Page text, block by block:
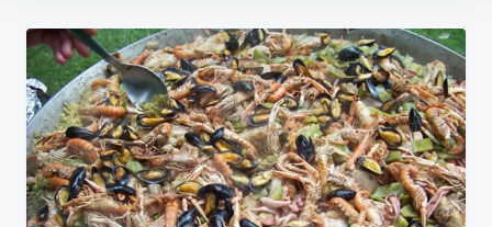
Navigation
de
l’article